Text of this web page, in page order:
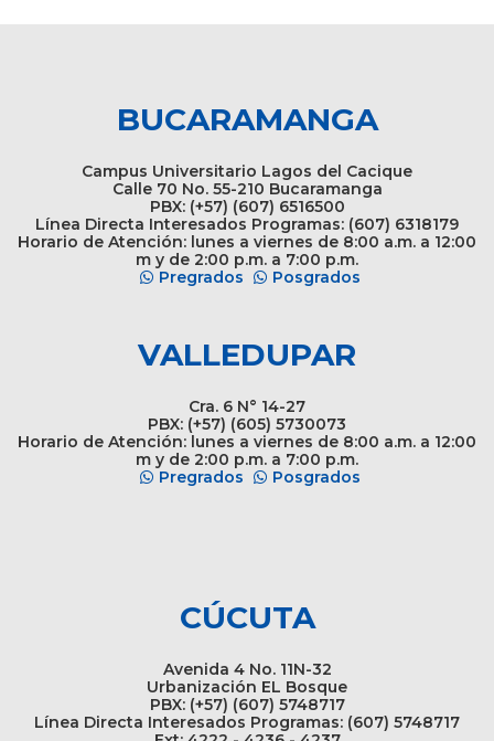
BUCARAMANGA
Campus Universitario Lagos del Cacique
Calle 70 No. 55-210 Bucaramanga
PBX: (+57) (607) 6516500
Línea Directa Interesados Programas: (607) 6318179
Horario de Atención: lunes a viernes de 8:00 a.m. a 12:00
m y de 2:00 p.m. a 7:00 p.m.
Pregrados
Posgrados
VALLEDUPAR
Cra. 6 N° 14-27
PBX: (+57) (605) 5730073
Horario de Atención: lunes a viernes de 8:00 a.m. a 12:00
m y de 2:00 p.m. a 7:00 p.m.
Pregrados
Posgrados
CÚCUTA
Avenida 4 No. 11N-32
Urbanización EL Bosque
PBX: (+57) (607) 5748717
Línea Directa Interesados Programas: (607) 5748717